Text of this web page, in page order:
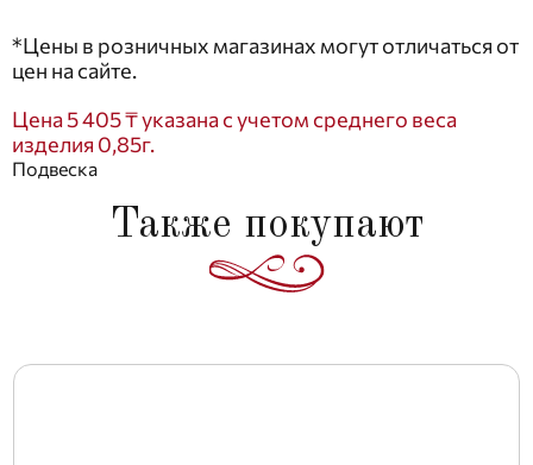
*Цены в розничных магазинах могут отличаться от
цен на сайте.
Цена 5 405 ₸ указана с учетом среднего веса
изделия 0,85г.
Подвеска
Также покупают